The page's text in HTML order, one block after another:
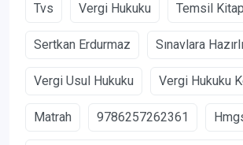
Tvs Vergi Hukuku Temsil Kitap
Sertkan Erdurmaz Sınavlara
Vergi Usul Hukuku Vergi Hukuku
Matrah 9786257262361